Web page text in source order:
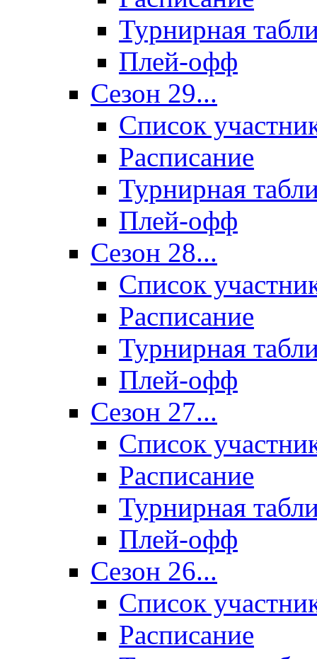
Турнирная
Плей-офф
Сезон 29...
Список
Расписание
Турнирная
Плей-офф
Сезон 28...
Список
Расписание
Турнирная
Плей-офф
Сезон 27...
Список
Расписание
Турнирная
Плей-офф
Сезон 26...
Список
Расписание